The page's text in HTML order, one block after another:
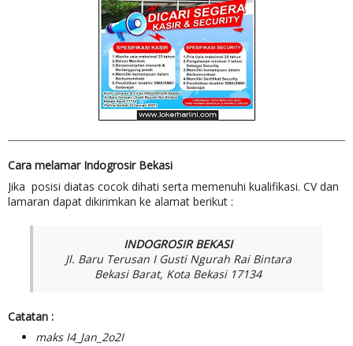
Cara melamar Indogrosir Bekasi
Jika posisi diatas cocok dihati serta memenuhi kualifikasi. CV dan
lamaran dapat dikirimkan ke alamat berikut :
INDOGROSIR BEKASI
Jl. Baru Terusan I Gusti Ngurah Rai Bintara
Bekasi Barat, Kota Bekasi 17134
Catatan :
maks I4_Jan_2o2I